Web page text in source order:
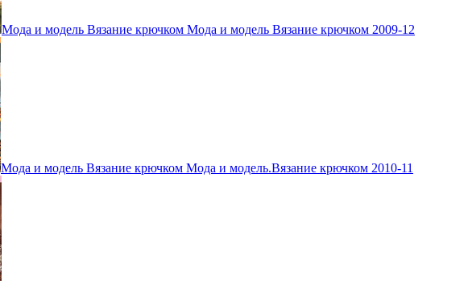
Мода и модель Вязание крючком Мода и модель Вязание крючком 2009-12
Мода и модель Вязание крючком Мода и модель.Вязание крючком 2010-11